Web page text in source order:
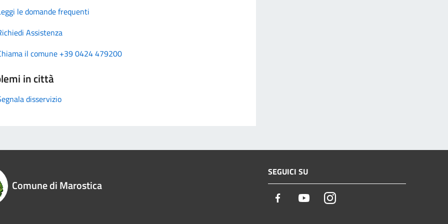
le domande frequenti
Assistenza
il comune +39 0424 479200
in città
disservizio
Comune di Marostica
SEGUICI SU
Facebook YoutubeInstagram